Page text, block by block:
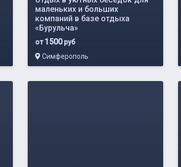
маленьких и больших
компаний в базе отдыха
«Бурульча»
от1500руб
Симферополь